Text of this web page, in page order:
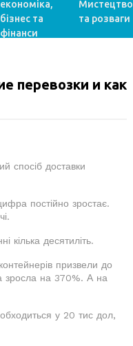
економіка,
бізнес та
фінанси
Мистецтво
та розваги
перевозки и как
спосіб доставки
постійно зростає.
кілька десятиліть.
призвели до
зросла на 370%. А на
у 20 тис дол,